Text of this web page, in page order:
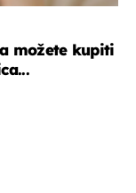
možete kupiti